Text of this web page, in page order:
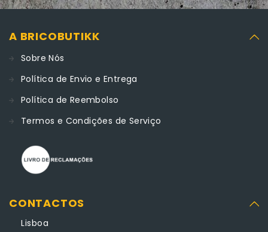
A BRICOBUTIKK
Sobre Nós
Política de Envio e Entrega
Política de Reembolso
Termos e Condições de Serviço
CONTACTOS
Lisboa